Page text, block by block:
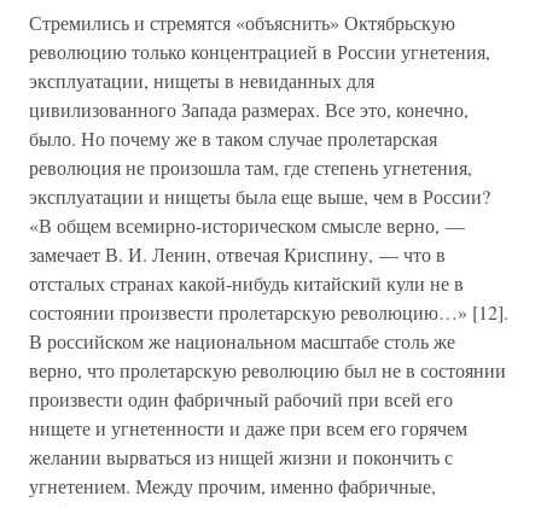
Стремились и стремятся «объяснить» Октябрьскую
революцию только концентрацией в России угнетения,
эксплуатации, нищеты в невиданных для
цивилизованного Запада размерах. Все это, конечно,
было. Но почему же в таком случае пролетарская
революция не произошла там, где степень угнетения,
эксплуатации и нищеты была еще выше, чем в России?
«В общем всемирно-историческом смысле верно, —
замечает В. И. Ленин, отвечая Криспину, — что в
отсталых странах какой-нибудь китайский кули не в
состоянии произвести пролетарскую революцию…» [12].
В российском же национальном масштабе столь же
верно, что пролетарскую революцию был не в состоянии
произвести один фабричный рабочий при всей его
нищете и угнетенности и даже при всем его горячем
желании вырваться из нищей жизни и покончить с
угнетением. Между прочим, именно фабричные,